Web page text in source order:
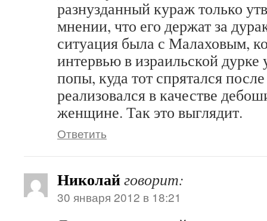
разнузданный кураж только
мнении, что его держат за
ситуация была с Малаховым,
интервью в израильской дурке
попы, куда тот спрятался
реализовался в качестве
женщине. Так это выглядит.
Ответить
Николайговорит:
30 января 2012 в 18:21